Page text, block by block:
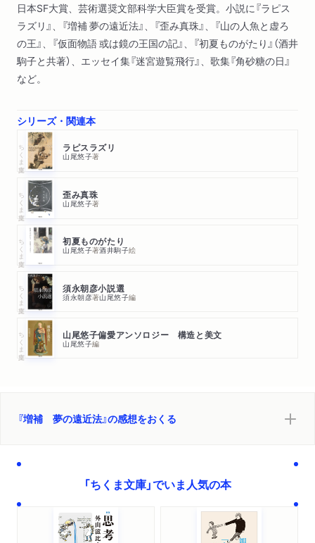
日本SF大賞、芸術選奨文部科学大臣賞を受賞。小説に『ラピス
ラズリ』、『増補 夢の遠近法』、『歪み真珠』、『山の人魚と虚ろ
の王』、『仮面物語 或は鏡の王国の記』、『初夏ものがたり』（酒井
駒子と共著）、エッセイ集『迷宮遊覧飛行』、歌集『角砂糖の日』
など。
シリーズ・関連本
ちくま文庫 ラピスラズリ
山尾悠子著
ちくま文庫 歪み真珠
山尾悠子著
ちくま文庫 初夏ものがたり
山尾悠子著酒井駒子絵
ちくま文庫 須永朝彦小説選
須永朝彦著山尾悠子編
ちくま文庫 山尾悠子偏愛アンソロジー 構造と美文
山尾悠子編
『増補 夢の遠近法』の感想をおくる
「ちくま文庫」でいま人気の本